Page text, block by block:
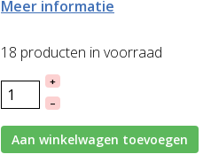
Meer informatie
18 producten in voorraad
+
–
Aan winkelwagen toevoegen